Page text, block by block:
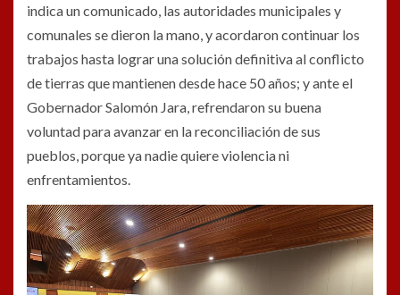
indica un comunicado, las autoridades municipales y
comunales se dieron la mano, y acordaron continuar los
trabajos hasta lograr una solución definitiva al conflicto
de tierras que mantienen desde hace 50 años; y ante el
Gobernador Salomón Jara, refrendaron su buena
voluntad para avanzar en la reconciliación de sus
pueblos, porque ya nadie quiere violencia ni
enfrentamientos.